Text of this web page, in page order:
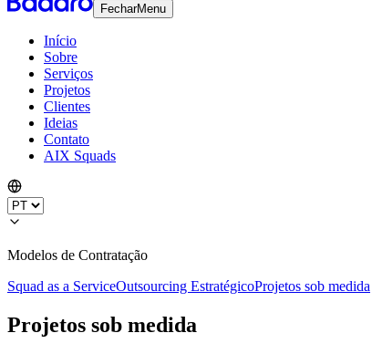
FecharMenu
Início
Sobre
Serviços
Projetos
Clientes
Ideias
Contato
AIX Squads
Modelos de Contratação
Squad as a ServiceOutsourcing EstratégicoProjetos sob medida
Projetos sob medida